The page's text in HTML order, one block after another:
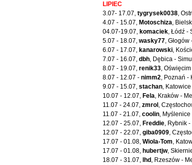
LIPIEC
3.07- 17.07,tygrysek0038,
4.07 - 15.07, Motoschiza,
04.07-19.07, komaciek, Łódź -
5.07 - 18.07,wasky77,
6.07 - 17.07, kanarowski,
7.07 - 16.07,dbh, Dębica -
8.07 - 19.07,renik33,
8.07 - 12.07 -nimm2, Poznań -
9.07 - 15.07,stachan,
10.07 - 12.07, Fela, Kraków -
11.07 - 24.07, zmrol ,
11.07 - 21.07,coolin,
12.07 - 25.07, Freddie, Rybnik
12.07 - 22.07,giba0909,
17.07 - 01.08,Wiola-Tom,
17.07 - 01.08, hubertjw,
18.07 - 31.07, lhd , Rzeszów -